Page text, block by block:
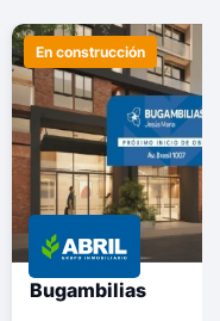
En construcción
Bugambilias